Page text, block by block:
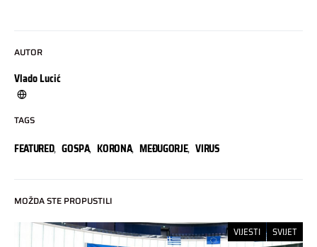
AUTOR
Vlado Lucić
TAGS
FEATURED, GOSPA, KORONA, MEĐUGORJE, VIRUS
MOŽDA STE PROPUSTILI
VIJESTI SVIJET